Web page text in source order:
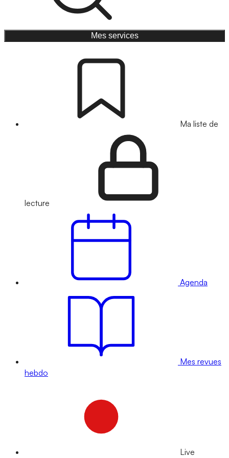
Mes services
Ma liste de
lecture
Agenda
Mes revues
hebdo
Live